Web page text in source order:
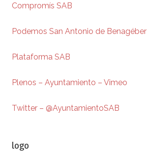
Compromís SAB
Podemos San Antonio de Benagéber
Plataforma SAB
Plenos – Ayuntamiento – Vimeo
Twitter – @AyuntamientoSAB
logo